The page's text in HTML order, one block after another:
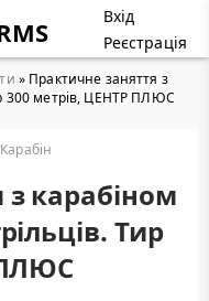
Вхід
Реєстрація
» Практичне заняття з
300 метрів, ЦЕНТР ПЛЮС
Карабін
карабіном
Тир